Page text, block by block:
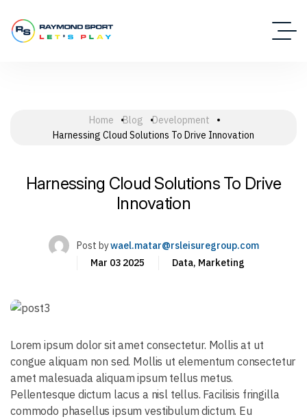
Home Blog
Development
Harnessing Cloud Solutions To Drive Innovation
Harnessing Cloud Solutions To Drive
Innovation
Post bywael.matar@rsleisuregroup.com
Mar 03 2025
Data, Marketing
Lorem ipsum dolor sit amet consectetur. Mollis at ut
congue aliquam non sed. Mollis ut elementum consectetur
amet malesuada aliquam ipsum tellus metus.
Pellentesque dictum lacus a nisl tellus. Facilisis fringilla
commodo phasellus ipsum vestibulum dictum. Eu